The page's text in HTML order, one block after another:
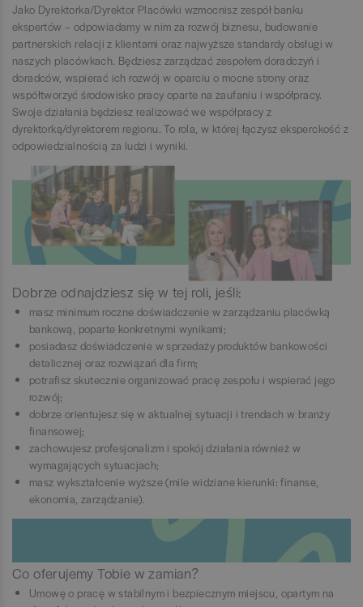
Jako Dyrektorka/Dyrektor Placówki wzmocnisz zespół banku
ekspertów – odpowiadamy w nim za rozwój biznesu, budowanie
partnerskich relacji z klientami oraz najwyższe standardy obsługi w
naszych placówkach. Będziesz zarządzać zespołem doradczyń i
doradców, wspierać ich rozwój w oparciu o mocne strony oraz
współtworzyć środowisko pracy oparte na zaufaniu i współpracy.
Swoje działania będziesz realizować we współpracy z
dyrektorką/dyrektorem regionu. To rola, w której łączysz eksperckość z
odpowiedzialnością za ludzi i wyniki.
Dobrze odnajdziesz się w tej roli, jeśli:
masz minimum roczne doświadczenie w zarządzaniu placówką
bankową, poparte konkretnymi wynikami;
posiadasz doświadczenie w sprzedaży produktów bankowości
detalicznej oraz rozwiązań dla firm;
potrafisz skutecznie organizować pracę zespołu i wspierać jego
rozwój;
dobrze orientujesz się w aktualnej sytuacji i trendach w branży
finansowej;
zachowujesz profesjonalizm i spokój działania również w
wymagających sytuacjach;
masz wykształcenie wyższe (mile widziane kierunki: finanse,
ekonomia, zarządzanie).
Co oferujemy Tobie w zamian?
Umowę o pracę w stabilnym i bezpiecznym miejscu, opartym na